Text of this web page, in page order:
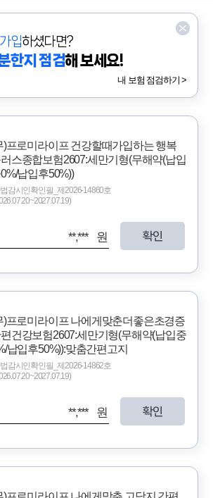
입하셨다면?
한지 점검해 보세요!
내 보험 점검하기 >
)프로미라이프 건강할때가입하는 행복
스종합보험2607:세만기형(무해약(납입
납입후50%))
감시인확인필_제2026-14860호
**,*** 원 확인
)프로미라이프 나에게맞춘더좋은초경증
건강보험2607:세만기형(무해약(납입중
납입후50%)):맞춤간편고지
감시인확인필_제2026-14862호
**,*** 원 확인